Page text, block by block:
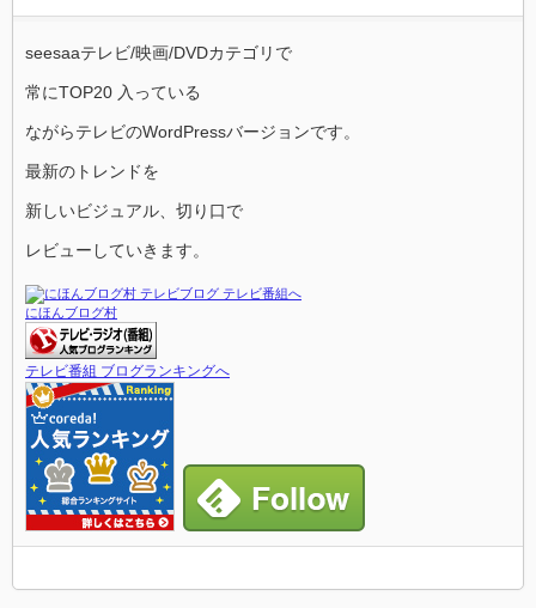
seesaaテレビ/映画/DVDカテゴリで
常にTOP20 入っている
ながらテレビのWordPressバージョンです。
最新のトレンドを
新しいビジュアル、切り口で
レビューしていきます。
にほんブログ村
テレビ番組 ブログランキングへ